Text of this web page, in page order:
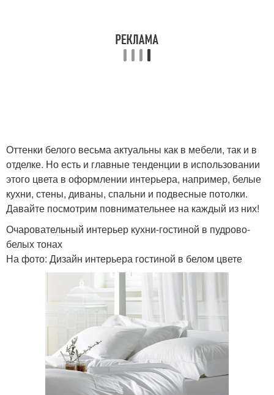
Оттенки белого весьма актуальны как в мебели, так и в
отделке. Но есть и главные тенденции в использовании
этого цвета в оформлении интерьера, например, белые
кухни, стены, диваны, спальни и подвесные потолки.
Давайте посмотрим повнимательнее на каждый из них!
Очаровательный интерьер кухни-гостиной в пудрово-
белых тонах
На фото: Дизайн интерьера гостиной в белом цвете